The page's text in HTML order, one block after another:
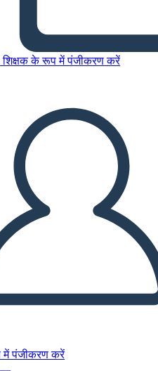
शिक्षक के रूप में पंजीकरण करें
में पंजीकरण करें
को कॉपी करें
मुझे पढ़कर सुनाओ